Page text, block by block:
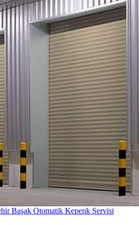
Başak Otomatik Kepenk Servisi